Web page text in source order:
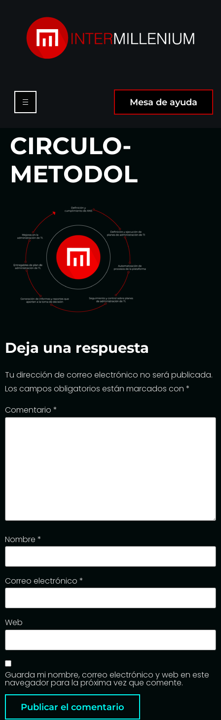
Mesa de ayuda
CIRCULO-
METODOL
Deja una respuesta
Tu dirección de correo electrónico no será publicada.
Los campos obligatorios están marcados con *
Comentario *
Nombre *
Correo electrónico *
Web
Guarda mi nombre, correo electrónico y web en este
navegador para la próxima vez que comente.